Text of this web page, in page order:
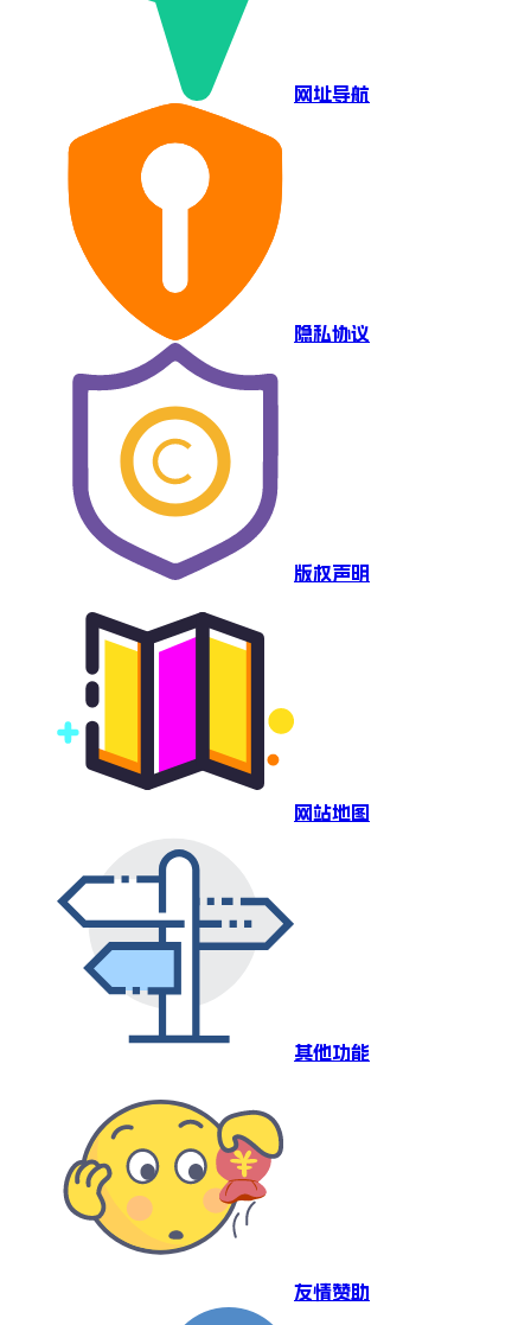
网址导航
隐私协议
版权声明
网站地图
其他功能
友情赞助